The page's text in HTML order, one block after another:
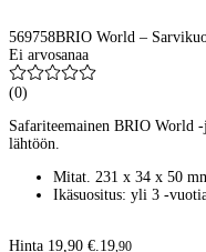
569758BRIO World –
Ei arvosanaa
(0)
Safariteemainen BRIO World
lähtöön.
Mitat. 231 x 34 x 50
Ikäsuositus: yli 3 -
Hinta 19,90 €. 19,90